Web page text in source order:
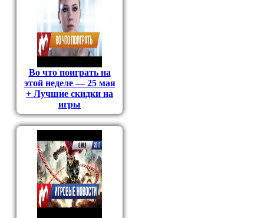
Во что поиграть на
этой неделе — 25 мая
+ Лучшие скидки на
игры